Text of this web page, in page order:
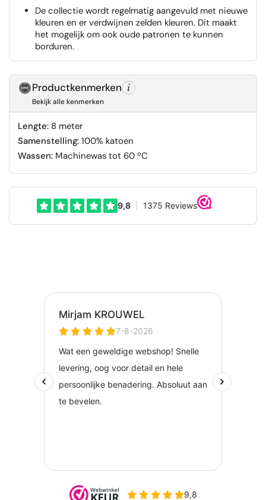
De collectie wordt regelmatig aangevuld met nieuwe
kleuren en er verdwijnen zelden kleuren. Dit maakt
het mogelijk om ook oude patronen te kunnen
borduren.
Productkenmerken
Bekijk alle kenmerken
Lengte:8 meter
Samenstelling:100% katoen
Wassen:Machinewas tot 60 ºC